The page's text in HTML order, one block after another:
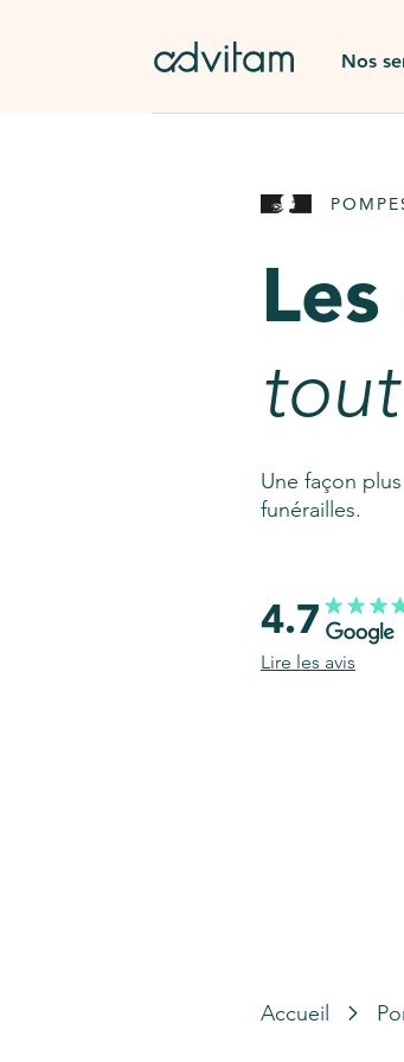
Nos
Pierre
AssistGPT
Nos
Une façon
funérailles.
4.7
Lire les avis
Accueil